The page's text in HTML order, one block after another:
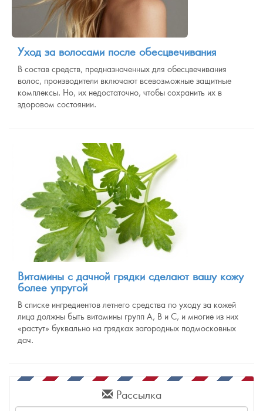
Уход за волосами после обесцвечивания
В состав средств, предназначенных для обесцвечивания
волос, производители включают всевозможные защитные
комплексы. Но, их недостаточно, чтобы сохранить их в
здоровом состоянии.
Витамины с дачной грядки сделают вашу кожу
более упругой
В списке ингредиентов летнего средства по уходу за кожей
лица должны быть витамины групп А, В и С, и многие из них
«растут» буквально на грядках загородных подмосковных
дач.
Рассылка